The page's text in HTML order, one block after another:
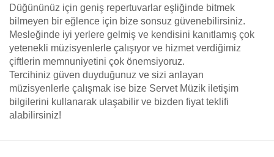
Düğününüz için geniş repertuvarlar eşliğinde bitmek
bilmeyen bir eğlence için bize sonsuz güvenebilirsiniz.
Mesleğinde iyi yerlere gelmiş ve kendisini kanıtlamış çok
yetenekli müzisyenlerle çalışıyor ve hizmet verdiğimiz
çiftlerin memnuniyetini çok önemsiyoruz.
Tercihiniz güven duyduğunuz ve sizi anlayan
müzisyenlerle çalışmak ise bize Servet Müzik iletişim
bilgilerini kullanarak ulaşabilir ve bizden fiyat teklifi
alabilirsiniz!